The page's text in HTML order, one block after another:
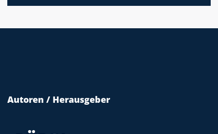
Autoren / Herausgeber